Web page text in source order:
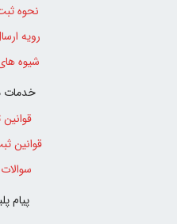
نحوه
رویه
شیوه
خدمات
قوانین
پیام